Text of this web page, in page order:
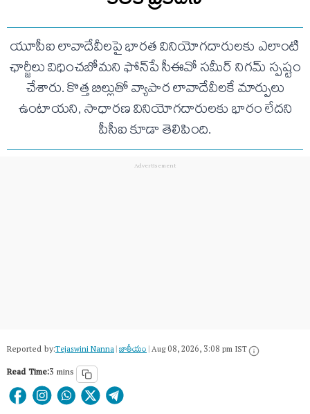
యూపీఐ లావాదేవీలపై భారత వినియోగదారులకు ఎలాంటి
ఛార్జీలు విధించబోమని ఫోన్‌పే సీఈవో సమీర్ నిగమ్ స్పష్టం
చేశారు. కొత్త బిల్లుతో వ్యాపార లావాదేవీలకే మార్పులు
ఉంటాయని, సాధారణ వినియోగదారులకు భారం లేదని
పీసీఐ కూడా తెలిపింది.
Reported by:Tejaswini Nanna|జాతీయం|Aug 08, 2026, 3:08 pm IST
Read Time:3 mins